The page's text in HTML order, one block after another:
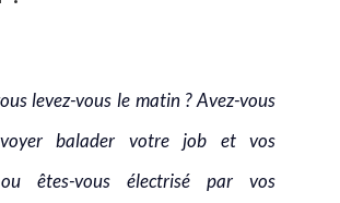
levez-vous le matin ? Avez-vous
balader votre job et vos
ou êtes-vous électrisé par vos